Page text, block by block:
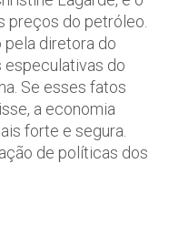
preços do petróleo.
diretora do
especulativas do
Se esses fatos
a economia
forte e segura.
de políticas dos